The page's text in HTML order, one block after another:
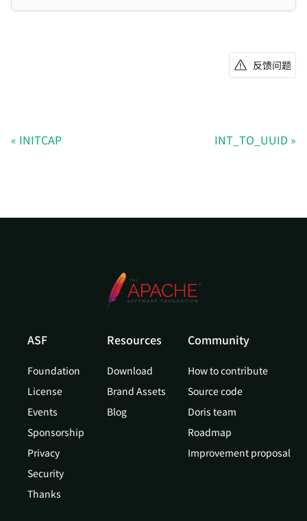
反馈问题
INITCAP INT_TO_UUID
ASF
Foundation
License
Events
Sponsorship
Privacy
Security
Thanks
Resources
Download
Brand Assets
Blog
Community
How to contribute
Source code
Doris team
Roadmap
Improvement proposal